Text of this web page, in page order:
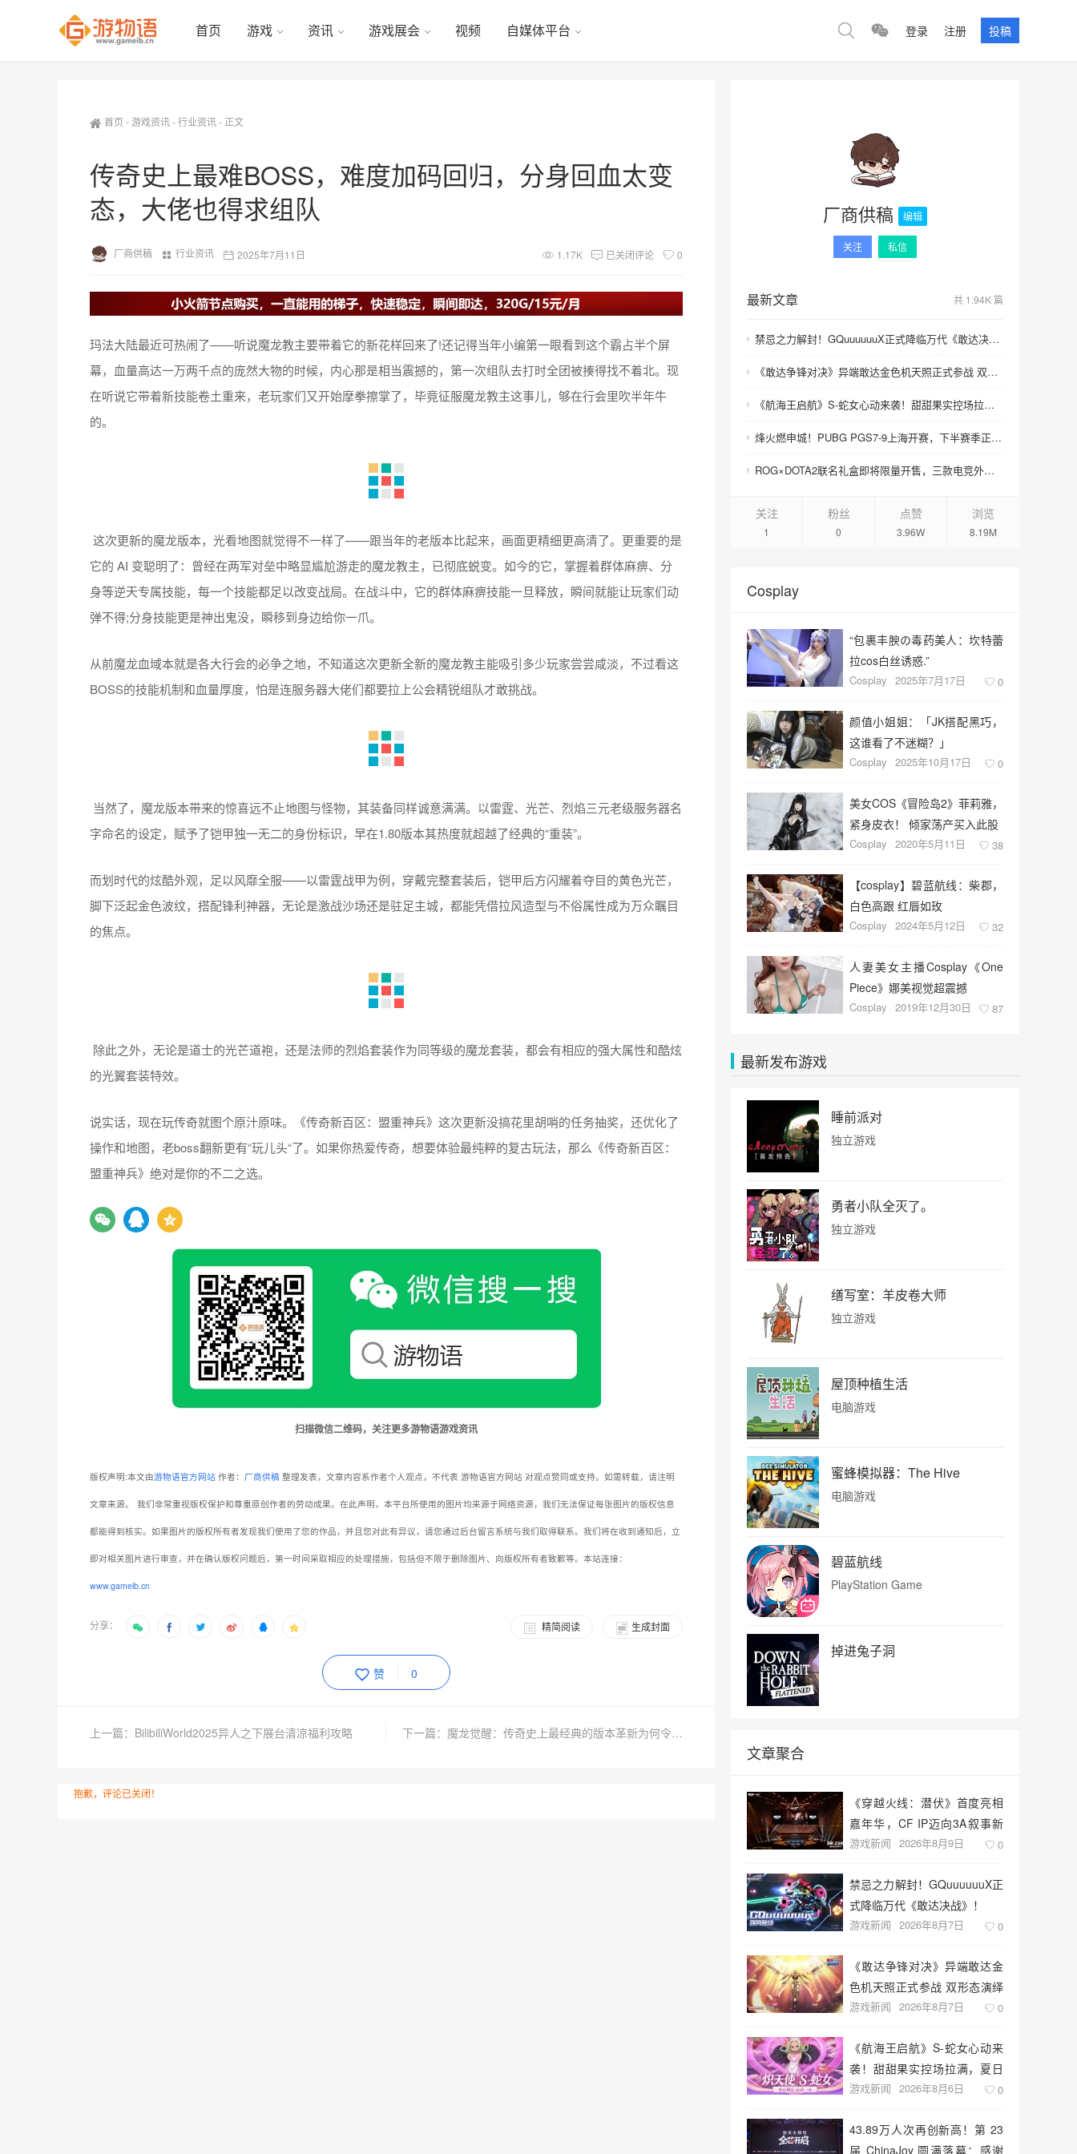
首页 游戏 资讯 游戏展会 视频 自媒体平台 登录 注册 投稿
首页 -游戏资讯-行业资讯- 正文
传奇史上最难BOSS，难度加码回归，分身回血太变
态，大佬也得求组队
厂商供稿 行业资讯 2025年7月11日 1.17K 已关闭评论 0
玛法大陆最近可热闹了——听说魔龙教主要带着它的新花样回来了!还记得当年小编第一眼看到这个霸占半个屏
幕，血量高达一万两千点的庞然大物的时候，内心那是相当震撼的，第一次组队去打时全团被揍得找不着北。现
在听说它带着新技能卷土重来，老玩家们又开始摩拳擦掌了，毕竟征服魔龙教主这事儿，够在行会里吹半年牛
的。
这次更新的魔龙版本，光看地图就觉得不一样了——跟当年的老版本比起来，画面更精细更高清了。更重要的是
它的 AI 变聪明了：曾经在两军对垒中略显尴尬游走的魔龙教主，已彻底蜕变。如今的它，掌握着群体麻痹、分
身等逆天专属技能，每一个技能都足以改变战局。在战斗中，它的群体麻痹技能一旦释放，瞬间就能让玩家们动
弹不得;分身技能更是神出鬼没，瞬移到身边给你一爪。
从前魔龙血域本就是各大行会的必争之地，不知道这次更新全新的魔龙教主能吸引多少玩家尝尝咸淡，不过看这
BOSS的技能机制和血量厚度，怕是连服务器大佬们都要拉上公会精锐组队才敢挑战。
当然了，魔龙版本带来的惊喜远不止地图与怪物，其装备同样诚意满满。以雷霆、光芒、烈焰三元老级服务器名
字命名的设定，赋予了铠甲独一无二的身份标识，早在1.80版本其热度就超越了经典的“重装”。
而划时代的炫酷外观，足以风靡全服——以雷霆战甲为例，穿戴完整套装后，铠甲后方闪耀着夺目的黄色光芒，
脚下泛起金色波纹，搭配锋利神器，无论是激战沙场还是驻足主城，都能凭借拉风造型与不俗属性成为万众瞩目
的焦点。
除此之外，无论是道士的光芒道袍，还是法师的烈焰套装作为同等级的魔龙套装，都会有相应的强大属性和酷炫
的光翼套装特效。
说实话，现在玩传奇就图个原汁原味。《传奇新百区：盟重神兵》这次更新没搞花里胡哨的任务抽奖，还优化了
操作和地图，老boss翻新更有“玩儿头“了。如果你热爱传奇，想要体验最纯粹的复古玩法，那么《传奇新百区：
盟重神兵》绝对是你的不二之选。
扫描微信二维码，关注更多游物语游戏资讯
版权声明:本文由游物语官方网站 作者： 厂商供稿 整理发表，文章内容系作者个人观点，不代表 游物语官方网站 对观点赞同或支持。如需转载，请注明
文章来源。 我们非常重视版权保护和尊重原创作者的劳动成果。在此声明，本平台所使用的图片均来源于网络资源，我们无法保证每张图片的版权信息
都能得到核实。如果图片的版权所有者发现我们使用了您的作品，并且您对此有异议，请您通过后台留言系统与我们取得联系。我们将在收到通知后，立
即对相关图片进行审查，并在确认版权问题后，第一时间采取相应的处理措施，包括但不限于删除图片、向版权所有者致歉等。本站连接：
www.gameib.cn
分享： 生成封面
精简阅读
赞 0
上一篇：BilibiliWorld2025异人之下展台清凉福利攻略 下一篇：魔龙觉醒：传奇史上最经典的版本革新为何令人难忘？
抱歉，评论已关闭！
厂商供稿 编辑
关注 私信
最新文章 共 1.94K 篇
禁忌之力解封！GQuuuuuuX正式降临万代《敢达决战》！
《敢达争锋对决》异端敢达金色机天照正式参战 双形态演绎空中战技
《航海王启航》S-蛇女心动来袭！甜甜果实控场拉满，夏日盛宴开启
烽火燃申城！PUBG PGS7-9上海开赛，下半赛季正式打响！
ROG×DOTA2联名礼盒即将限量开售，三款电竞外设致敬玩家青春记忆
关注
1
粉丝
0
点赞
3.96W
浏览
8.19M
Cosplay
“包裹丰腴の毒药美人：坎特蕾
拉cos白丝诱惑.”
Cosplay 2025年7月17日 0
颜值小姐姐：「JK搭配黑巧，
这谁看了不迷糊？」
Cosplay 2025年10月17日 0
美女COS《冒险岛2》菲莉雅，
紧身皮衣！ 倾家荡产买入此股
Cosplay 2020年5月11日 38
【cosplay】碧蓝航线：柴郡，
白色高跟 红唇如玫
Cosplay 2024年5月12日 32
人妻美女主播Cosplay《One
Piece》娜美视觉超震撼
Cosplay 2019年12月30日 87
最新发布游戏
睡前派对
独立游戏
勇者小队全灭了。
独立游戏
缮写室：羊皮卷大师
独立游戏
屋顶种植生活
电脑游戏
蜜蜂模拟器：The Hive
电脑游戏
碧蓝航线
PlayStation Game
掉进兔子洞
文章聚合
《穿越火线：潜伏》首度亮相
嘉年华，CF IP迈向3A叙事新
高度
游戏新闻 2026年8月9日 0
禁忌之力解封！GQuuuuuuX正
式降临万代《敢达决战》！
游戏新闻 2026年8月7日 0
《敢达争锋对决》异端敢达金
色机天照正式参战 双形态演绎
空中战技
游戏新闻 2026年8月7日 0
《航海王启航》S-蛇女心动来
袭！甜甜果实控场拉满，夏日
盛宴开启
游戏新闻 2026年8月6日 0
43.89万人次再创新高！第 23
届 ChinaJoy 圆满落幕：感谢